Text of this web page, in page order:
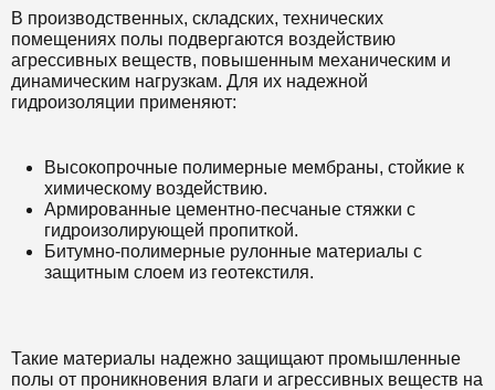
В производственных, складских, технических
помещениях полы подвергаются воздействию
агрессивных веществ, повышенным механическим и
динамическим нагрузкам. Для их надежной
гидроизоляции применяют:
Высокопрочные полимерные мембраны, стойкие к
химическому воздействию.
Армированные цементно-песчаные стяжки с
гидроизолирующей пропиткой.
Битумно-полимерные рулонные материалы с
защитным слоем из геотекстиля.
Такие материалы надежно защищают промышленные
полы от проникновения влаги и агрессивных веществ на